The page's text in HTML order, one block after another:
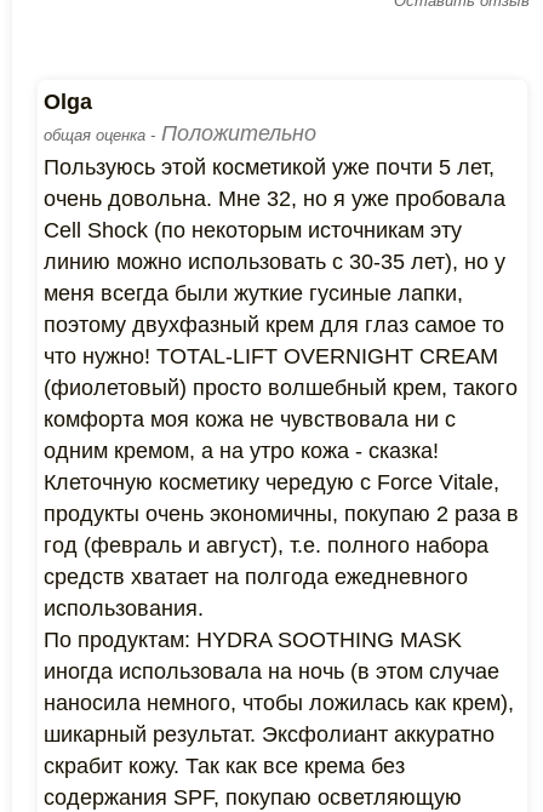
Olga
общая оценка - Положительно
Пользуюсь этой косметикой уже почти 5 лет,
очень довольна. Мне 32, но я уже пробовала
Cell Shock (по некоторым источникам эту
линию можно использовать с 30-35 лет), но у
меня всегда были жуткие гусиные лапки,
поэтому двухфазный крем для глаз самое то
что нужно! TOTAL-LIFT OVERNIGHT CREAM
(фиолетовый) просто волшебный крем, такого
комфорта моя кожа не чувствовала ни с
одним кремом, а на утро кожа - сказка!
Клеточную косметику чередую с Force Vitale,
продукты очень экономичны, покупаю 2 раза в
год (февраль и август), т.е. полного набора
средств хватает на полгода ежедневного
использования.
По продуктам: HYDRA SOOTHING MASK
иногда использовала на ночь (в этом случае
наносила немного, чтобы ложилась как крем),
шикарный результат. Эксфолиант аккуратно
скрабит кожу. Так как все крема без
содержания SPF, покупаю осветляющую